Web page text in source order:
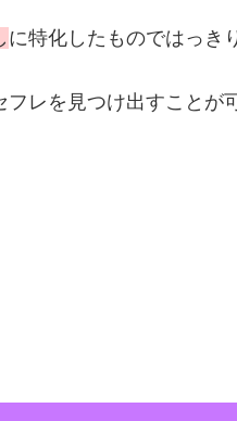
に特化したものではっき
レを見つけ出すことが